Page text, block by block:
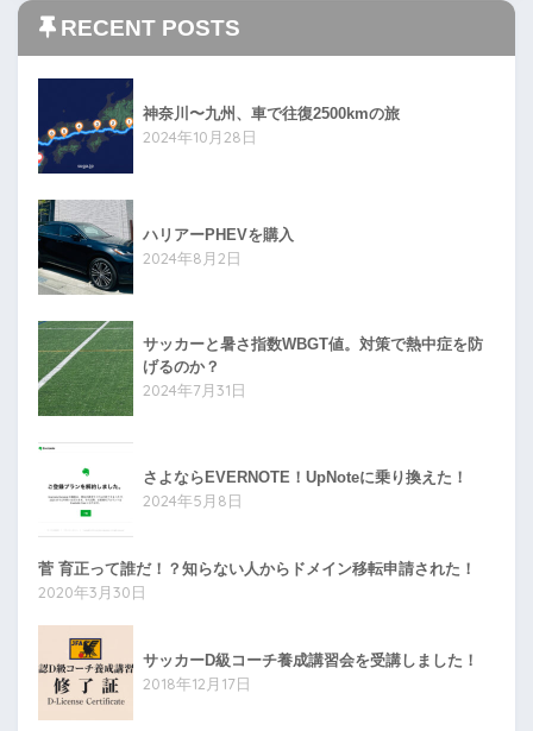
RECENT POSTS
神奈川〜九州、車で往復2500kmの旅
2024年10月28日
ハリアーPHEVを購入
2024年8月2日
サッカーと暑さ指数WBGT値。対策で熱中症を防
げるのか？
2024年7月31日
さよならEVERNOTE！UpNoteに乗り換えた！
2024年5月8日
菅 育正って誰だ！？知らない人からドメイン移転申請された！
2020年3月30日
サッカーD級コーチ養成講習会を受講しました！
2018年12月17日